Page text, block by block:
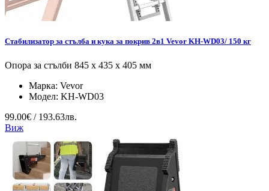
Стабилизатор за стълба и кука за покрив 2в1 Vevor KH-WD03/ 150 кг
Опора за стълби 845 x 435 x 405 мм
Марка: Vevor
Модел: KH-WD03
99.00€ / 193.63лв.
Виж